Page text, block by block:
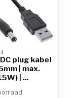
plug kabel
| max.
| ...